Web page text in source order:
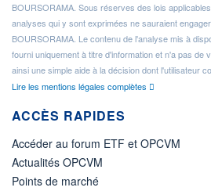
BOURSORAMA. Sous réserves des lois
analyses qui y sont exprimées ne sauraient
BOURSORAMA. Le contenu de l'analyse mis à
fourni uniquement à titre d'information et n'a pas de
ainsi une simple aide à la décision dont l'utilisateur
Lire les mentions légales complètes
ACCÈS RAPIDES
Accéder au forum ETF et OPCVM
Actualités OPCVM
Points de marché